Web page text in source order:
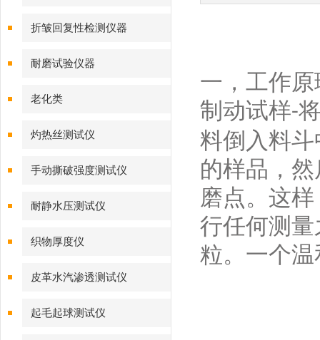
折皱回复性检测仪器
耐磨试验仪器
老化类
灼热丝测试仪
手动撕破强度测试仪
耐静水压测试仪
织物厚度仪
皮革水汽渗透测试仪
起毛起球测试仪
一，工作原
制动试样-
料倒入料
的样品，
磨点。这
行任何测
粒。一个